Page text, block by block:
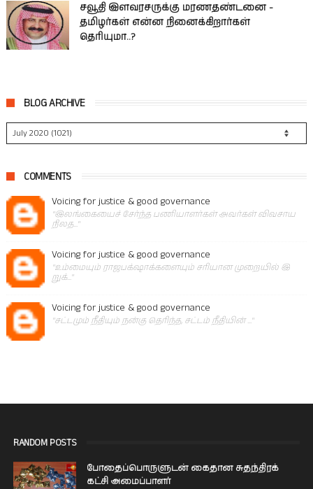
சவூதி இளவரசருக்கு மரணதண்டனை -
தமிழர்கள் என்ன நினைக்கிறார்கள்
தெரியுமா..?
BLOG ARCHIVE
COMMENTS
Voicing for justice & good governance
"இலங்கையைச் சேர்ந்த பணியாளர்கள் அவர்கள் விவசாய
நிலத..."
Voicing for justice & good governance
"உம்மையும் ராஜபக்‌ஷாக்களையும் சரியான முறையில் இ
றுக்..."
Voicing for justice & good governance
"சட்டமும் நீதியும் நன்கு தெரிந்த, சட்டம் நீதியின் ..."
RANDOM POSTS
போதைப்பொருளுடன் கைதான சுதந்திரக்
கட்சி அமைப்பாளர்